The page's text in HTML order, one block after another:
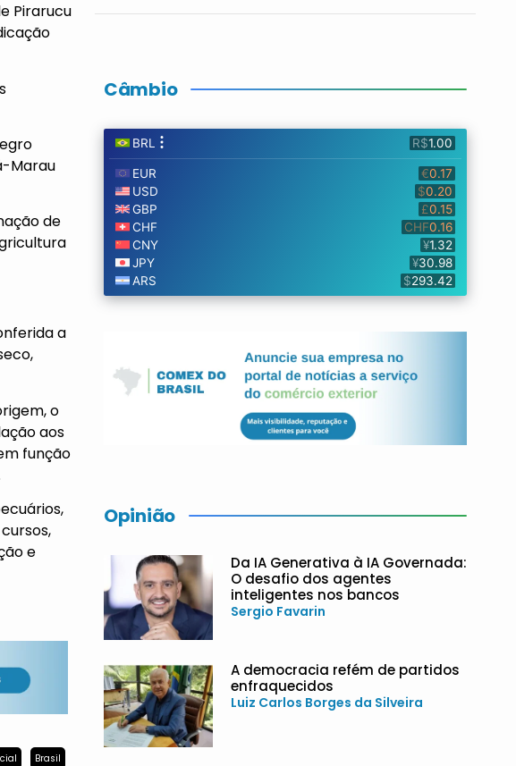
Pirarucu
Marau
de
a
o
aos
função
e
Brasil
Câmbio
Opinião
Da IA Generativa à IA Governada:
O desafio dos agentes
inteligentes nos bancos
Sergio Favarin
A democracia refém de partidos
enfraquecidos
Luiz Carlos Borges da Silveira